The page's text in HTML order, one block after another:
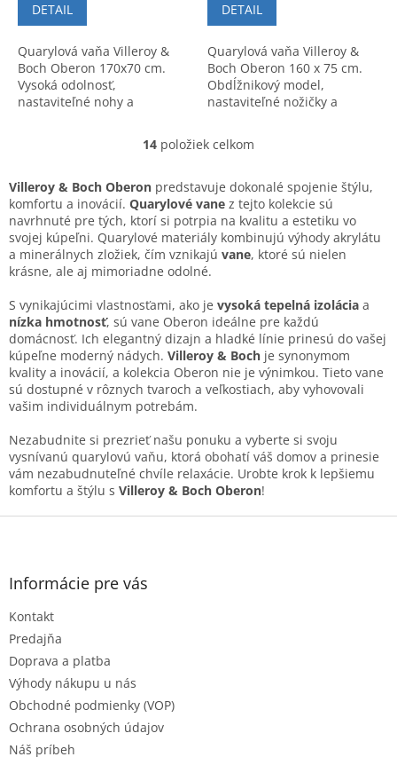
DETAIL
Quarylová vaňa Villeroy &
Boch Oberon 170x70 cm.
Vysoká odolnosť,
nastaviteľné nohy a
jednoduchá inštalácia.
DETAIL
Quarylová vaňa Villeroy &
Boch Oberon 160 x 75 cm.
Obdĺžnikový model,
nastaviteľné nožičky a
materiály a moderný dizajn.
O
l
á
d
a
c
i
p
r
v
k
y
v
i
s
u
14 položiek celkom
Villeroy & Boch Oberon predstavuje dokonalé spojenie štýlu,
komfortu a inovácií. Quarylové vane z tejto kolekcie sú
navrhnuté pre tých, ktorí si potrpia na kvalitu a estetiku vo
svojej kúpeľni. Quarylové materiály kombinujú výhody akrylátu
a minerálnych zložiek, čím vznikajú vane, ktoré sú nielen
krásne, ale aj mimoriadne odolné.
S vynikajúcimi vlastnosťami, ako je vysoká tepelná izolácia a
nízka hmotnosť, sú vane Oberon ideálne pre každú
domácnosť. Ich elegantný dizajn a hladké línie prinesú do vašej
kúpeľne moderný nádych. Villeroy & Boch je synonymom
kvality a inovácií, a kolekcia Oberon nie je výnimkou. Tieto vane
sú dostupné v rôznych tvaroch a veľkostiach, aby vyhovovali
vašim individuálnym potrebám.
Nezabudnite si prezrieť našu ponuku a vyberte si svoju
vysnívanú quarylovú vaňu, ktorá obohatí váš domov a prinesie
vám nezabudnuteľné chvíle relaxácie. Urobte krok k lepšiemu
komfortu a štýlu s Villeroy & Boch Oberon!
Z
Informácie pre vás
Kontakt
Predajňa
Doprava a platba
Výhody nákupu u nás
Obchodné podmienky (VOP)
Ochrana osobných údajov
Náš príbeh